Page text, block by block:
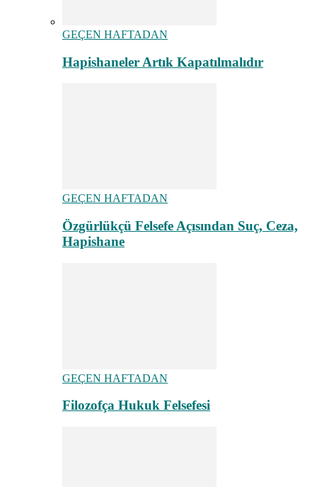
GEÇEN HAFTADAN
Hapishaneler Artık Kapatılmalıdır
GEÇEN HAFTADAN
Özgürlükçü Felsefe Açısından Suç, Ceza,
Hapishane
GEÇEN HAFTADAN
Filozofça Hukuk Felsefesi